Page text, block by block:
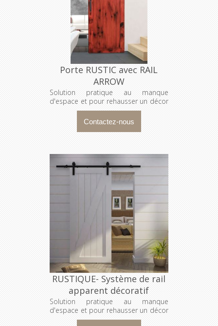
Porte RUSTIC avec RAIL
ARROW
Solution pratique au manque
d'espace et pour rehausser un décor
RUSTIQUE- Système de rail
apparent décoratif
Solution pratique au manque
d'espace et pour rehausser un décor